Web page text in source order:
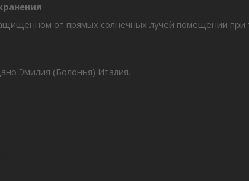
от прямых солнечных лучей помещении при
Эмилия (Болонья) Италия.